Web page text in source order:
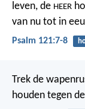
leven, de HEER
van nu tot in
Psalm 121:7-8
Trek de
houden tegen